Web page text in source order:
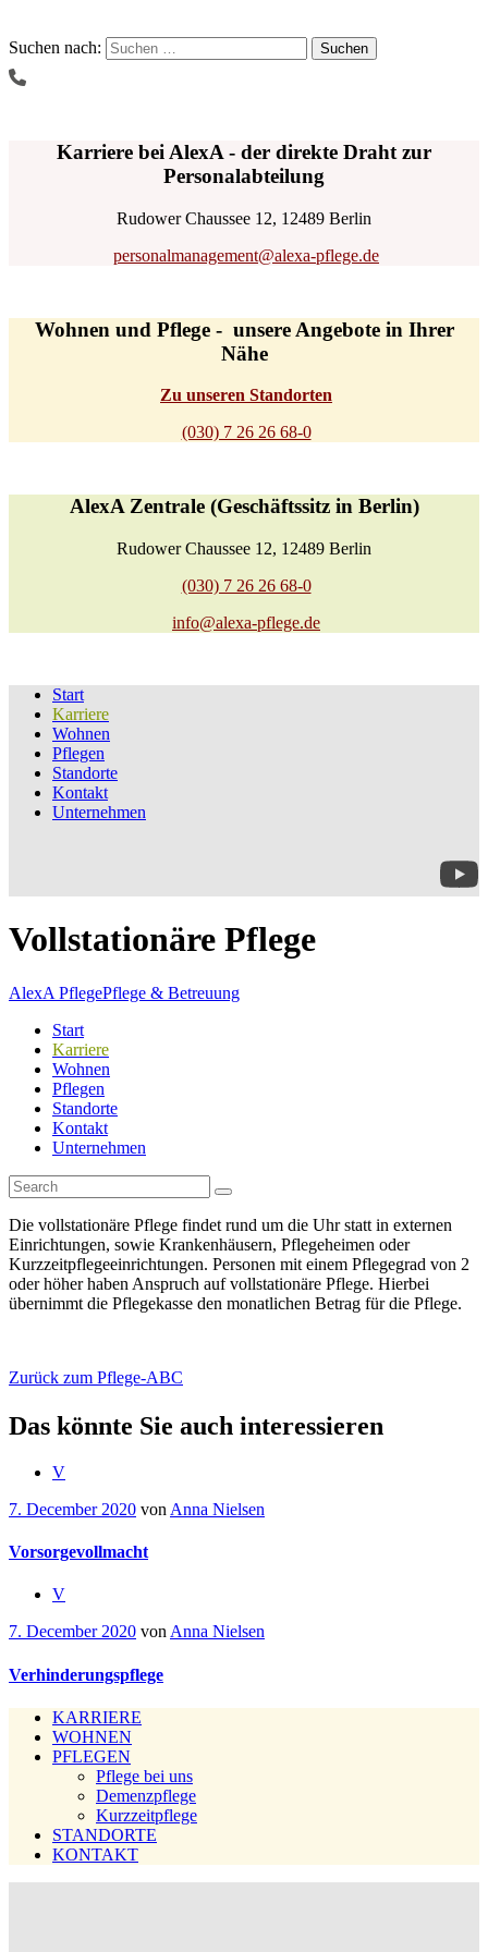
Suchen nach:
Karriere bei AlexA - der direkte Draht zur
Personalabteilung
Rudower Chaussee 12, 12489 Berlin
personalmanagement@alexa-pflege.de
Wohnen und Pflege - unsere Angebote in Ihrer
Nähe
Zu unseren Standorten
(030) 7 26 26 68-0
AlexA Zentrale (Geschäftssitz in Berlin)
Rudower Chaussee 12, 12489 Berlin
(030) 7 26 26 68-0
info@alexa-pflege.de
Start
Karriere
Wohnen
Pflegen
Standorte
Kontakt
Unternehmen
Vollstationäre Pflege
AlexA PflegePflege & Betreuung
Start
Karriere
Wohnen
Pflegen
Standorte
Kontakt
Unternehmen
Die vollstationäre Pflege findet rund um die Uhr statt in externen
Einrichtungen, sowie Krankenhäusern, Pflegeheimen oder
Kurzzeitpflegeeinrichtungen. Personen mit einem Pflegegrad von 2
oder höher haben Anspruch auf vollstationäre Pflege. Hierbei
übernimmt die Pflegekasse den monatlichen Betrag für die Pflege.
Zurück zum Pflege-ABC
Das könnte Sie auch interessieren
V
7. December 2020 von Anna Nielsen
Vorsorgevollmacht
V
7. December 2020 von Anna Nielsen
Verhinderungspflege
KARRIERE
WOHNEN
PFLEGEN
Pflege bei uns
Demenzpflege
Kurzzeitpflege
STANDORTE
KONTAKT